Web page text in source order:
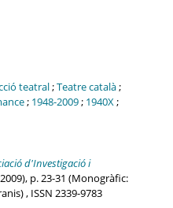
teatral;Teatre català;
; 1948-2009; 1940X;
d'Investigació i
p. 23-31 (Monogràfic:
, ISSN 2339-9783